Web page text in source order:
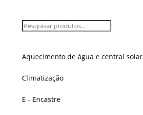
Aquecimento de água e central solar
Climatização
E - Encastre